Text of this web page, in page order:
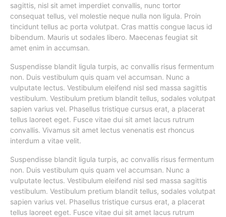
sagittis, nisl sit amet imperdiet convallis, nunc tortor
consequat tellus, vel molestie neque nulla non ligula. Proin
tincidunt tellus ac porta volutpat. Cras mattis congue lacus id
bibendum. Mauris ut sodales libero. Maecenas feugiat sit
amet enim in accumsan.
Suspendisse blandit ligula turpis, ac convallis risus fermentum
non. Duis vestibulum quis quam vel accumsan. Nunc a
vulputate lectus. Vestibulum eleifend nisl sed massa sagittis
vestibulum. Vestibulum pretium blandit tellus, sodales volutpat
sapien varius vel. Phasellus tristique cursus erat, a placerat
tellus laoreet eget. Fusce vitae dui sit amet lacus rutrum
convallis. Vivamus sit amet lectus venenatis est rhoncus
interdum a vitae velit.
Suspendisse blandit ligula turpis, ac convallis risus fermentum
non. Duis vestibulum quis quam vel accumsan. Nunc a
vulputate lectus. Vestibulum eleifend nisl sed massa sagittis
vestibulum. Vestibulum pretium blandit tellus, sodales volutpat
sapien varius vel. Phasellus tristique cursus erat, a placerat
tellus laoreet eget. Fusce vitae dui sit amet lacus rutrum